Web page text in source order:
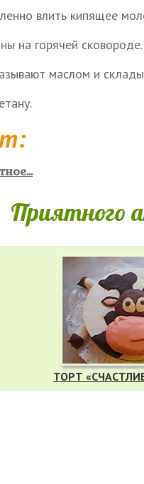
влить кипящее
на горячей сковороде.
маслом и
Приятного
ТОРТ